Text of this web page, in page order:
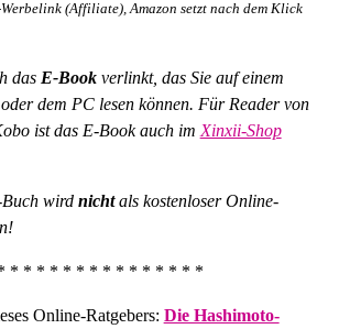
(Affiliate), Amazon setzt nach dem Klick
das E-Bookverlinkt, das Sie auf einem
dem PC lesen können. Für Reader von
ist das E-Book auch im Xinxii-Shop
wird nichtals kostenloser Online-
* * * * * * * * * * * * * * *
Online-Ratgebers: Die Hashimoto-